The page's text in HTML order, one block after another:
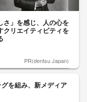
さ」を感じ、人の心を
クリエイティビティを
PR(dentsu Japan)
を組み、新メディア